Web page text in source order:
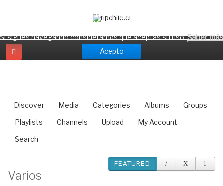
Discover Media Categories Albums
Groups
Playlists
Channels Upload
My Account
Search
Varios
FEATURED
¡Atención! hpchile.cl usa cookies para ofrecerte
una mejor experiencia.
Si sigues navegando consideramos que aceptas su uso.Saber más
Acepto